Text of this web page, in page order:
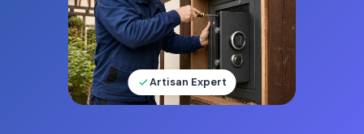
Artisan Expert